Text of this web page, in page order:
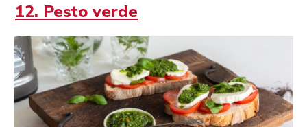
12. Pesto verde